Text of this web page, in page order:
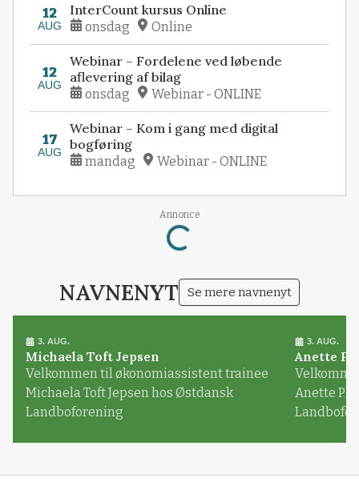
12
AUG
InterCount kursus Online
onsdag Online
12
AUG
Webinar – Fordelene ved løbende
aflevering af bilag
onsdag Webinar - ONLINE
17
AUG
Webinar – Kom i gang med digital
bogføring
mandag Webinar - ONLINE
Annonce
Loading...
NAVNENYT Se mere navnenyt
3. AUG.
Michaela Toft Jepsen
Velkommen til økonomiassistent trainee
Michaela Toft Jepsen hos Østdansk
Landboforening
3. AUG.
Anette
Anette